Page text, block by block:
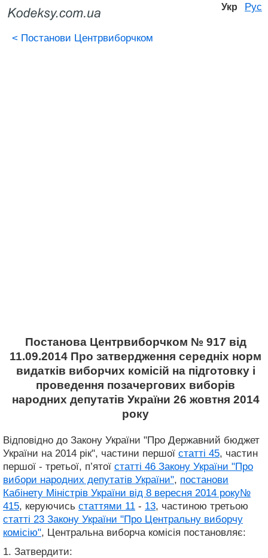
Укр Рус
< Постанови Центрвиборчком
Постанова Центрвиборчком № 917 від
11.09.2014 Про затвердження середніх норм
видатків виборчих комісій на підготовку і
проведення позачергових виборів
народних депутатів України 26 жовтня 2014
року
Відповідно до Закону України "Про Державний бюджет
України на 2014 рік", частини першої статті 45, частин
першої - третьої, п’ятої статті 46 Закону України "Про
вибори народних депутатів України", постанови
Кабінету Міністрів України від 8 вересня 2014 року№
415, керуючись статтями 11 - 13, частиною третьою
статті 23 Закону України "Про Центральну виборчу
комісію", Центральна виборча комісія постановляє:
1. Затвердити: